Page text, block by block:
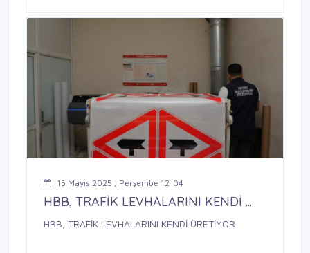
15 Mayıs 2025 , Perşembe 12:04
HBB, TRAFİK LEVHALARINI KENDİ ...
HBB, TRAFİK LEVHALARINI KENDİ ÜRETİYOR